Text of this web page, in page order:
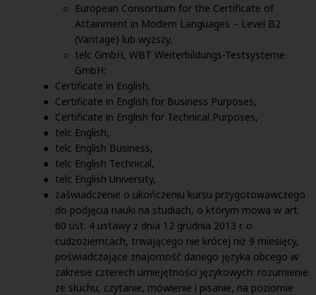
European Consortium for the Certificate of
Attainment in Modern Languages – Level B2
(Vantage) lub wyższy,
telc GmbH, WBT Weiterbildungs-Testsysteme
GmbH:
Certificate in English,
Certificate in English for Business Purposes,
Certificate in English for Technical Purposes,
telc English,
telc English Business,
telc English Technical,
telc English University,
zaświadczenie o ukończeniu kursu przygotowawczego
do podjęcia nauki na studiach, o którym mowa w art.
60 ust. 4 ustawy z dnia 12 grudnia 2013 r. o
cudzoziemcach, trwającego nie krócej niż 9 miesięcy,
poświadczające znajomość danego języka obcego w
zakresie czterech umiejętności językowych: rozumienie
ze słuchu, czytanie, mówienie i pisanie, na poziomie